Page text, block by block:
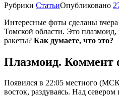
Рубрики СтатьиОпубликовано
Интересные фоты сделаны
Томской области. Это
ракеты? Как думаете, что это?
Плазмоид. Коммент
Появился в 22:05 местного
восток, раздуваясь. Над